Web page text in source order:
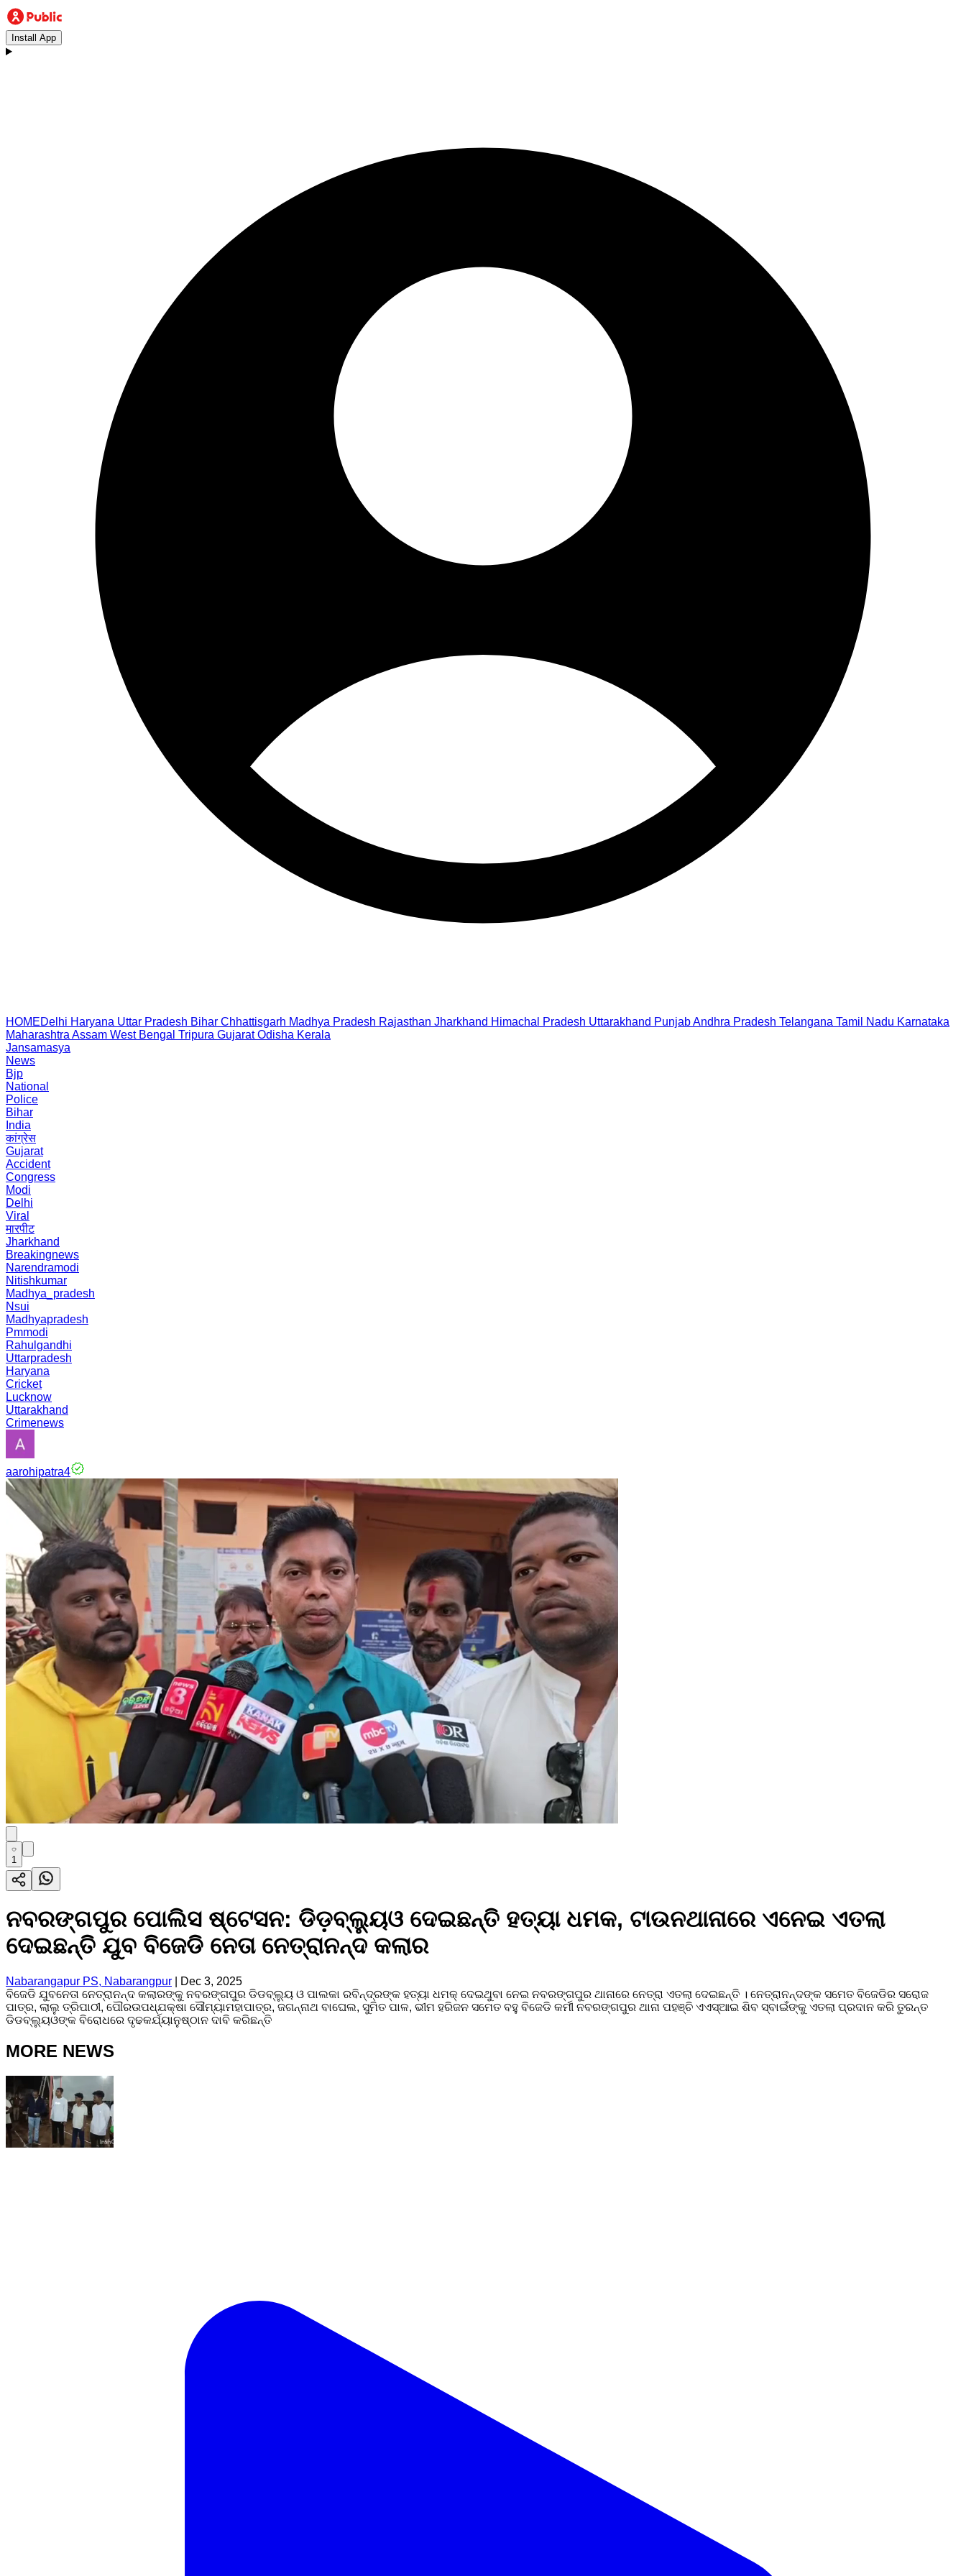
Install App
HOMEDelhi Haryana Uttar Pradesh Bihar Chhattisgarh Madhya Pradesh Rajasthan Jharkhand Himachal Pradesh Uttarakhand PunjabAndhra Pradesh Telangana Tamil Nadu Karnataka
Maharashtra Assam West Bengal Tripura Gujarat Odisha Kerala
Jansamasya
News
Bjp
National
Police
Bihar
India
कांग्रेस
Gujarat
Accident
Congress
Modi
Delhi
Viral
मारपीट
Jharkhand
Breakingnews
Narendramodi
Nitishkumar
Madhya_pradesh
Nsui
Madhyapradesh
Pmmodi
Rahulgandhi
Uttarpradesh
Haryana
Cricket
Lucknow
Uttarakhand
Crimenews
aarohipatra4
1
ନବରଙ୍ଗପୁର ପୋଲିସ ଷ୍ଟେସନ: ଡିଡ଼ବ୍ଲ୍ୟୁଓ ଦେଇଛନ୍ତି ହତ୍ୟା ଧମକ, ଟାଉନଥାନାରେ ଏନେଇ ଏତଲା
ଦେଇଛନ୍ତି ଯୁବ ବିଜେଡି ନେତା ନେତ୍ରାନନ୍ଦ କଲାର
Nabarangapur PS, Nabarangpur
Dec 3, 2025
ବିଜେଡି ଯୁବନେତା ନେତ୍ରାନନ୍ଦ କଲାରଙ୍କୁ ନବରଙ୍ଗପୁର ଡିଡବ୍ଲ୍ୟୁ ଓ ପାଲକା ରବିନ୍ଦ୍ରଙ୍କ ହତ୍ୟା ଧମକ୍ ଦେଇଥୁବା ନେଇ ନବରଙ୍ଗପୁର ଥାନାରେ ନେତ୍ରା ଏତଲା ଦେଇଛନ୍ତି । ନେତ୍ରାନନ୍ଦଙ୍କ ସମେତ ବିଜେଡିର ସରୋଜ
ପାତ୍ର, ଲାଲୁ ତ୍ରିପାଠୀ, ପୌରଉପଧ୍ଯକ୍ଷା ସୌମ୍ୟାମହାପାତ୍ର, ଜଗନ୍ନାଥ ବାଘେଲ, ସୁମିତ ପାଳ, ଭୀମ ହରିଜନ ସମେତ ବହୁ ବିଜେଡି କର୍ମୀ ନବରଙ୍ଗପୁର ଥାନା ପହଞ୍ଚି ଏଏସ୍‌ଆଇ ଶିବ ସ୍ବାଇଁଙ୍କୁ ଏତଲା ପ୍ରଦାନ କରି ତୁରନ୍ତ
ଡିଡବ୍ଲ୍ୟୁଓଙ୍କ ବିରୋଧରେ ଦୃଢକର୍ଯ୍ୟାନୁଷ୍ଠାନ ଦାବି କରିଛନ୍ତି
MORE NEWS